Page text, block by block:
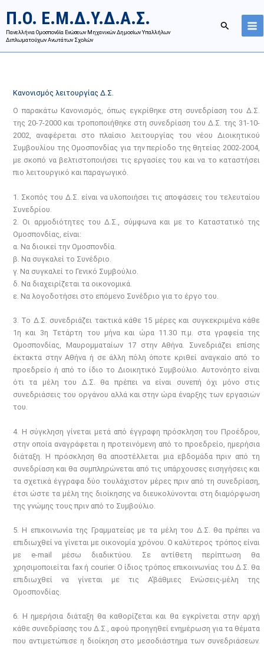
περιεχόμενο
Π.Ο. Ε.Μ.Δ.Υ.Δ.Α.Σ.
Πανελλήνια Ομοσπονδία Ενώσεων Μηχανικών Δημοσίων Υπαλλήλων
Διπλωματούχων Ανωτάτων Σχολών
Αναζήτηση
Κανονισμός λειτουργίας Δ.Σ.
Ο παρακάτω Κανονισμός, όπως εγκρίθηκε στη συνεδρίαση του Δ.Σ.
της 20-7-2000 και τροποποιήθηκε στη συνεδρίαση του Δ.Σ. της 31-10-
2002, αναφέρεται στο πλαίσιο λειτουργίας του νέου Διοικητικού
Συμβουλίου της Ομοσπονδίας για την περίοδο της θητείας 2002-2004,
με σκοπό να βελτιστοποιήσει τις εργασίες του και να το καταστήσει
πιο λειτουργικό και παραγωγικό.
1. Σκοπός του Δ.Σ. είναι να υλοποιήσει τις αποφάσεις του τελευταίου
Συνεδρίου.
2. Οι αρμοδιότητες του Δ.Σ., σύμφωνα και με το Καταστατικό της
Ομοσπονδίας, είναι:
α. Να διοικεί την Ομοσπονδία.
β. Να συγκαλεί το Συνέδριο.
γ. Να συγκαλεί το Γενικό Συμβούλιο.
δ. Να διαχειρίζεται τα οικονομικά.
ε. Να λογοδοτήσει στο επόμενο Συνέδριο για το έργο του.
3. Το Δ.Σ. συνεδριάζει τακτικά κάθε 15 μέρες και συγκεκριμένα κάθε
1η και 3η Τετάρτη του μήνα και ώρα 11.30 π.μ. στα γραφεία της
Ομοσπονδίας, Μαυρομματαίων 17 στην Αθήνα. Συνεδριάζει επίσης
έκτακτα στην Αθήνα ή σε άλλη πόλη όποτε κριθεί αναγκαίο από το
προεδρείο ή από το ίδιο το Διοικητικό Συμβούλιο. Αυτονόητο είναι
ότι τα μέλη του Δ.Σ. θα πρέπει να είναι συνεπή όχι μόνο στις
συνεδριάσεις του οργάνου αλλά και στην ώρα έναρξης των εργασιών
του.
4. Η σύγκληση γίνεται μετά από έγγραφη πρόσκληση του Προέδρου,
στην οποία αναγράφεται η προτεινόμενη από το προεδρείο, ημερήσια
διάταξη. Η πρόσκληση θα αποστέλλεται μια εβδομάδα πριν από τη
συνεδρίαση και θα συμπληρώνεται από τις υπάρχουσες εισηγήσεις και
τα σχετικά έγγραφα δύο τουλάχιστον μέρες πριν από τη συνεδρίαση,
έτσι ώστε τα μέλη της διοίκησης να διευκολύνονται στη διαμόρφωση
της γνώμης τους πριν από το Συμβούλιο.
5. Η επικοινωνία της Γραμματείας με τα μέλη του Δ.Σ. θα πρέπει να
επιδιωχθεί να γίνεται με οικονομία χρόνου. Ο καλύτερος τρόπος είναι
με e-mail μέσω διαδικτύου. Σε αντίθετη περίπτωση θα
χρησιμοποιείται fax ή courier. Ο ίδιος τρόπος επικοινωνίας του Δ.Σ. θα
επιδιωχθεί να γίνεται με τις Α’βάθμιες Ενώσεις-μέλη της
Ομοσπονδίας.
6. Η ημερήσια διάταξη θα καθορίζεται και θα εγκρίνεται στην αρχή
κάθε συνεδρίασης του Δ.Σ., αφού προηγηθεί ενημέρωση για τα θέματα
που αντιμετώπισε η διοίκηση στο μεσοδιάστημα των συνεδριάσεων.